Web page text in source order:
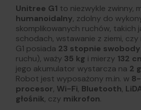
Unitree G1 to niezwykle zwinny,
humanoidalny, zdolny do
skomplikowanych ruchów, takich
schodach, wstawanie z ziemi,
G1 posiada 23 stopnie swobody
ruchu), waży 35 kg i mierzy 132
jego akumulator wystarcza na 2
Robot jest wyposażony m.in. w
procesor, Wi-Fi, Bluetooth,
głośnik, czy mikrofon.